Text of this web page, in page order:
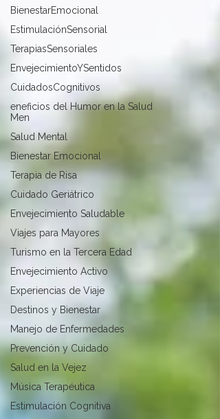
BienestarEmocional
EstimulaciónSensorial
TerapiasSensoriales
EnvejecimientoYSentidos
CuidadosCognitivos
eneficios del Humor en la Salud
Men
Salud Mental
Bienestar Emocional
Terapia de Risa
Cuidado Geriátrico
Envejecimiento Saludable
Viajes para Mayores
Turismo en la Tercera Edad
Envejecimiento Activo
Experiencias de Viaje
Destinos y Bienestar
Manejo de Enfermedades
Prevención y Cuidado
Salud en la Vejez
Música Terapéutica
Estimulación Cognitiva